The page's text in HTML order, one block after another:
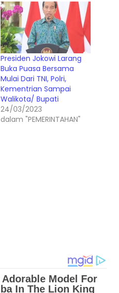
Presiden Jokowi Larang
Buka Puasa Bersama
Mulai Dari TNI, Polri,
Kementrian Sampai
Walikota/ Bupati
24/03/2023
dalam "PEMERINTAHAN"